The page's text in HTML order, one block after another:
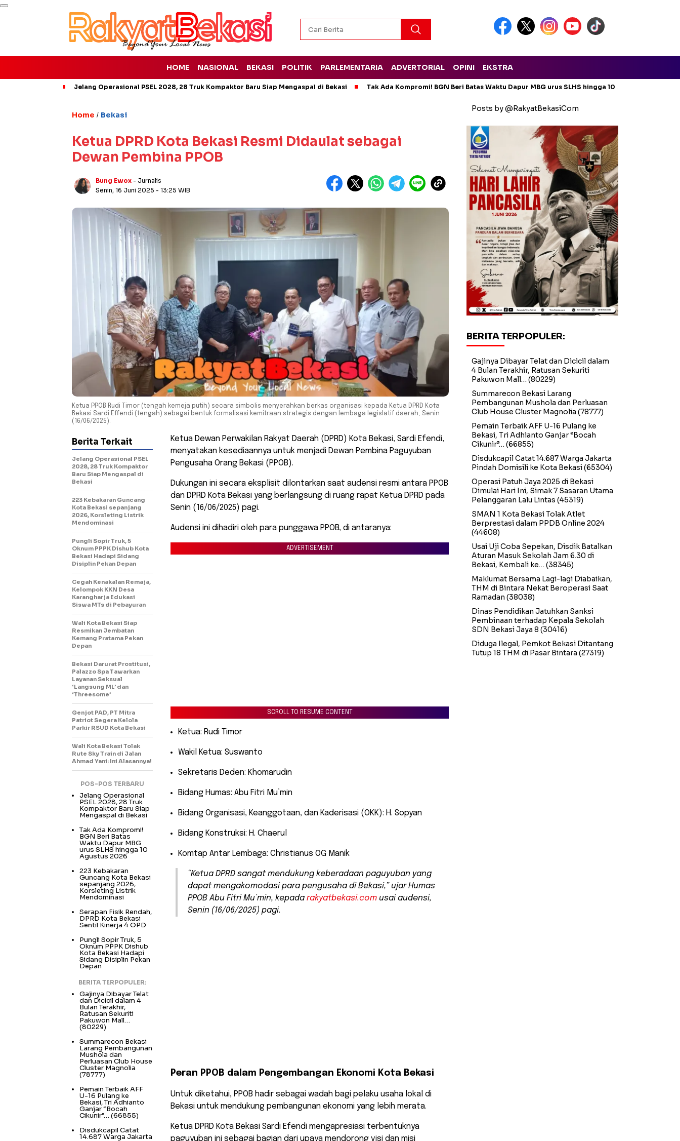
HOME NASIONAL BEKASI POLITIK PARLEMENTARIA ADVERTORIAL OPINI EKSTRA
Jelang Operasional PSEL 2028, 28 Truk Kompaktor Baru Siap Mengaspal di Bekasi Tak Ada Kompromi! BGN Beri Batas Waktu Dapur MBG urus SLHS hingga 10 Agustus 2026
Home / Bekasi
Ketua DPRD Kota Bekasi Resmi Didaulat sebagai
Dewan Pembina PPOB
Bung Ewox - Jurnalis
Senin, 16 Juni 2025 - 13:25 WIB
Ketua PPOB Rudi Timor (tengah kemeja putih) secara simbolis menyerahkan berkas organisasi kepada Ketua DPRD Kota
Bekasi Sardi Effendi (tengah) sebagai bentuk formalisasi kemitraan strategis dengan lembaga legislatif daerah, Senin
(16/06/2025).
Ketua Dewan Perwakilan Rakyat Daerah (DPRD) Kota Bekasi, Sardi Efendi,
menyatakan kesediaannya untuk menjadi Dewan Pembina Paguyuban
Pengusaha Orang Bekasi (PPOB).
Dukungan ini secara eksplisit dilontarkan saat audensi resmi antara PPOB
dan DPRD Kota Bekasi yang berlangsung di ruang rapat Ketua DPRD pada
Senin (16/06/2025) pagi.
Audensi ini dihadiri oleh para punggawa PPOB, di antaranya:
ADVERTISEMENT
SCROLL TO RESUME CONTENT
Ketua: Rudi Timor
Wakil Ketua: Suswanto
Sekretaris Deden: Khomarudin
Bidang Humas: Abu Fitri Mu’min
Bidang Organisasi, Keanggotaan, dan Kaderisasi (OKK): H. Sopyan
Bidang Konstruksi: H. Chaerul
Komtap Antar Lembaga: Christianus OG Manik
“Ketua DPRD sangat mendukung keberadaan paguyuban yang
dapat mengakomodasi para pengusaha di Bekasi,” ujar Humas
PPOB Abu Fitri Mu’min, kepada rakyatbekasi.com usai audensi,
Senin (16/06/2025) pagi.
Peran PPOB dalam Pengembangan Ekonomi Kota Bekasi
Untuk diketahui, PPOB hadir sebagai wadah bagi pelaku usaha lokal di
Bekasi untuk mendukung pembangunan ekonomi yang lebih merata.
Ketua DPRD Kota Bekasi Sardi Efendi mengapresiasi terbentuknya
paguyuban ini sebagai bagian dari upaya mendorong visi dan misi
Berita Terkait
Jelang Operasional PSEL
2028, 28 Truk Kompaktor
Baru Siap Mengaspal di
Bekasi
223 Kebakaran Guncang
Kota Bekasi sepanjang
2026, Korsleting Listrik
Mendominasi
Pungli Sopir Truk, 5
Oknum PPPK Dishub Kota
Bekasi Hadapi Sidang
Disiplin Pekan Depan
Cegah Kenakalan Remaja,
Kelompok KKN Desa
Karangharja Edukasi
Siswa MTs di Pebayuran
Wali Kota Bekasi Siap
Resmikan Jembatan
Kemang Pratama Pekan
Depan
Bekasi Darurat Prostitusi,
Palazzo Spa Tawarkan
Layanan Seksual
‘Langsung ML’ dan
‘Threesome’
Genjot PAD, PT Mitra
Patriot Segera Kelola
Parkir RSUD Kota Bekasi
Wali Kota Bekasi Tolak
Rute Sky Train di Jalan
Ahmad Yani: Ini Alasannya!
POS-POS TERBARU
Jelang Operasional
PSEL 2028, 28 Truk
Kompaktor Baru Siap
Mengaspal di Bekasi
Tak Ada Kompromi!
BGN Beri Batas
Waktu Dapur MBG
urus SLHS hingga 10
Agustus 2026
223 Kebakaran
Guncang Kota Bekasi
sepanjang 2026,
Korsleting Listrik
Mendominasi
Serapan Fisik Rendah,
DPRD Kota Bekasi
Sentil Kinerja 4 OPD
Pungli Sopir Truk, 5
Oknum PPPK Dishub
Kota Bekasi Hadapi
Sidang Disiplin Pekan
Depan
BERITA TERPOPULER:
Gajinya Dibayar Telat
dan Dicicil dalam 4
Bulan Terakhir,
Ratusan Sekuriti
Pakuwon Mall…
(80229)
Summarecon Bekasi
Larang Pembangunan
Mushola dan
Perluasan Club House
Cluster Magnolia
(78777)
Pemain Terbaik AFF
U-16 Pulang ke
Bekasi, Tri Adhianto
Ganjar “Bocah
Cikunir”… (66855)
Disdukcapil Catat
14.687 Warga Jakarta
Posts by @RakyatBekasiCom
BERITA TERPOPULER:
Gajinya Dibayar Telat dan Dicicil dalam
4 Bulan Terakhir, Ratusan Sekuriti
Pakuwon Mall… (80229)
Summarecon Bekasi Larang
Pembangunan Mushola dan Perluasan
Club House Cluster Magnolia (78777)
Pemain Terbaik AFF U-16 Pulang ke
Bekasi, Tri Adhianto Ganjar “Bocah
Cikunir”… (66855)
Disdukcapil Catat 14.687 Warga Jakarta
Pindah Domisili ke Kota Bekasi(65304)
Operasi Patuh Jaya 2025 di Bekasi
Dimulai Hari Ini, Simak 7 Sasaran Utama
Pelanggaran Lalu Lintas (45319)
SMAN 1 Kota Bekasi Tolak Atlet
Berprestasi dalam PPDB Online 2024
(44608)
Usai Uji Coba Sepekan, Disdik Batalkan
Aturan Masuk Sekolah Jam 6.30 di
Bekasi, Kembali ke… (38345)
Maklumat Bersama Lagi-lagi Diabaikan,
THM di Bintara Nekat Beroperasi Saat
Ramadan (38038)
Dinas Pendidikan Jatuhkan Sanksi
Pembinaan terhadap Kepala Sekolah
SDN Bekasi Jaya 8 (30416)
Diduga Ilegal, Pemkot Bekasi Ditantang
Tutup 18 THM di Pasar Bintara (27319)